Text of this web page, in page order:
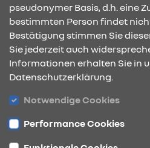
ÖFFNUNGSZEITEN
pseudonymer Basis, d.h. eine
bestimmten Person findet
Bestätigung stimmen Sie
Sie jederzeit auch
Informationen erhalten Sie in
Datenschutzerklärung.
Notwendige Cookies
Performance Cookies